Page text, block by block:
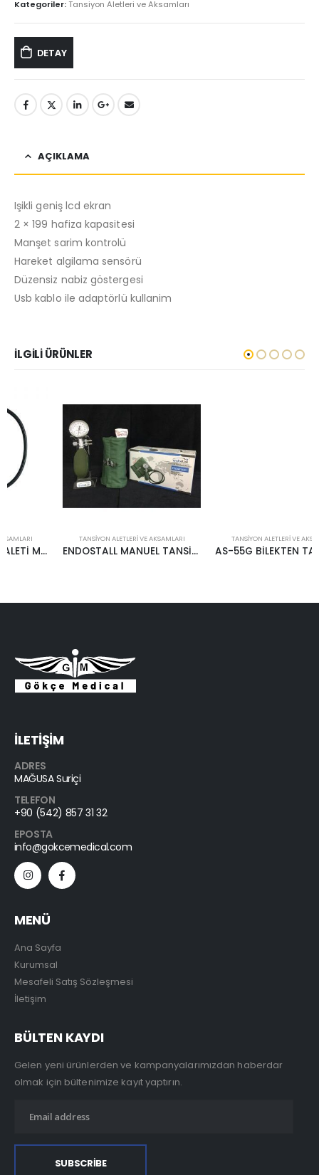
Kategoriler:Tansiyon Aletleri ve Aksamları
DETAY
AÇIKLAMA
Işikli geniş lcd ekran
2 × 199 hafiza kapasitesi
Manşet sarim kontrolü
Hareket algilama sensörü
Düzensiz nabiz göstergesi
Usb kablo ile adaptörlü kullanim
İLGILI ÜRÜNLER
TANSIYON ALETLERI VE AKSAMLARI
ENDOSTALL MANUEL TANSİYON ALETİ
TANSIYON ALETLERI VE AKSAMLARI
AS-55G BİLEKTEN TANSİYON ALETİ
İLETİŞİM
ADRES
MAĞUSA Suriçi
TELEFON
+90 (542) 857 31 32
EPOSTA
info@gokcemedical.com
MENÜ
Ana Sayfa
Kurumsal
Mesafeli Satış Sözleşmesi
İletişim
BÜLTEN KAYDI
Gelen yeni ürünlerden ve kampanyalarımızdan haberdar
olmak için bültenimize kayıt yaptırın.